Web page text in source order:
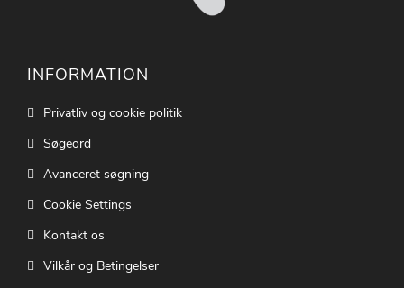
INFORMATION
Privatliv og cookie politik
Søgeord
Avanceret søgning
Cookie Settings
Kontakt os
Vilkår og Betingelser